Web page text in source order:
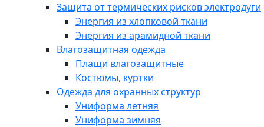
Защита от термических рисков электродуги
Энергия из хлопковой ткани
Энергия из арамидной ткани
Влагозащитная одежда
Плащи влагозащитные
Костюмы, куртки
Одежда для охранных структур
Униформа летняя
Униформа зимняя